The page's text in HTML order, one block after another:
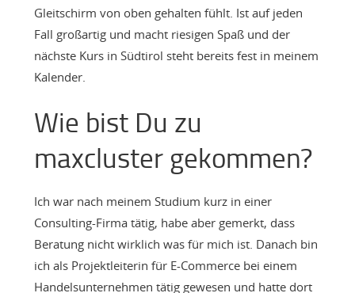
Gleitschirm von oben gehalten fühlt. Ist auf jeden
Fall großartig und macht riesigen Spaß und der
nächste Kurs in Südtirol steht bereits fest in meinem
Kalender.
Wie bist Du zu
maxcluster gekommen?
Ich war nach meinem Studium kurz in einer
Consulting-Firma tätig, habe aber gemerkt, dass
Beratung nicht wirklich was für mich ist. Danach bin
ich als Projektleiterin für E-Commerce bei einem
Handelsunternehmen tätig gewesen und hatte dort